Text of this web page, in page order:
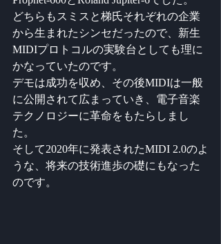
どちらもスミスと梯氏それぞれの企業
から生まれたシンセだったので、新生
MIDIプロトコルの実験台としても理に
かなっていたのです。
デモは成功を収め、その後MIDIは一般
に公開されて広まっていき、電子音楽
テクノロジーに革命をもたらしまし
た。
そして2020年に発表されたMIDI 2.0のよ
うな、将来の技術進歩の礎にもなった
のです。